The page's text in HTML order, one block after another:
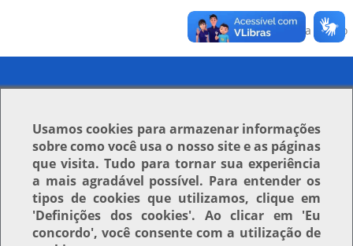
Voltar para o topo
Usamoscookies para armazenar informações
sobre como você usa o nosso site e as páginas
que visita. Tudo para tornar sua experiência
a mais agradável possível. Para entender os
tipos de cookies que utilizamos, clique em
'Definições dos cookies'. Ao clicar em 'Eu
concordo', você consente com a utilização de